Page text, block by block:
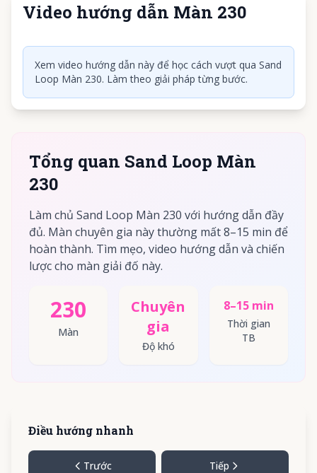
Video hướng dẫn Màn 230
Nhấn để phát video
Xem video hướng dẫn này để học cách vượt qua Sand
Loop Màn 230. Làm theo giải pháp từng bước.
Tổng quan Sand Loop Màn
230
Làm chủ Sand Loop Màn 230 với hướng dẫn đầy
đủ. Màn chuyên gia này thường mất 8–15 min để
hoàn thành. Tìm mẹo, video hướng dẫn và chiến
lược cho màn giải đố này.
230
Màn
Chuyên
gia
Độ khó
8–15 min
Thời gian
TB
Điều hướng nhanh
Trước Tiếp